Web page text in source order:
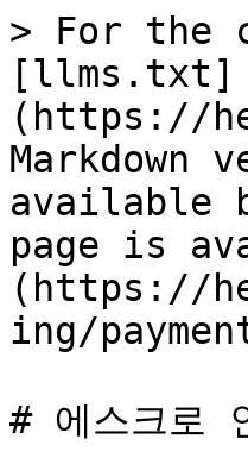
> For the
[llms.txt]
(https://
Markdown
available
page is
(https://
ing/
# 에스크로